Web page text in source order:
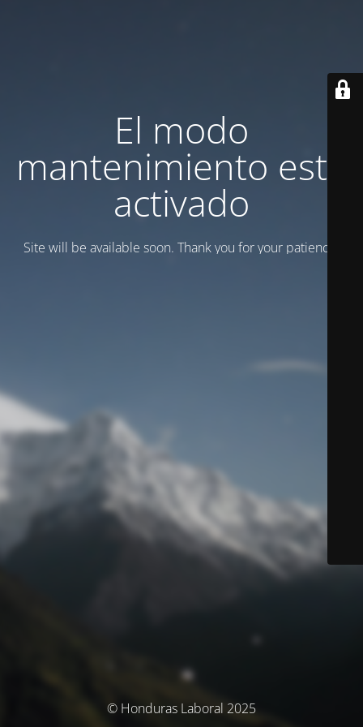
El modo
mantenimiento está
activado
Site will be available soon. Thank you for your patience!
© Honduras Laboral 2025